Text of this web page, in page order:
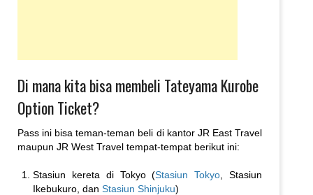
Di mana kita bisa membeli Tateyama Kurobe
Option Ticket?
Pass ini bisa teman-teman beli di kantor JR East Travel
maupun JR West Travel tempat-tempat berikut ini:
Stasiun kereta di Tokyo (Stasiun Tokyo , Stasiun
Ikebukuro, dan Stasiun Shinjuku)